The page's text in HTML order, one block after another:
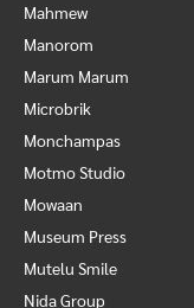
Mahmew
Manorom
Marum Marum
Microbrik
Monchampas
Motmo Studio
Mowaan
Museum Press
Mutelu Smile
Nida Group